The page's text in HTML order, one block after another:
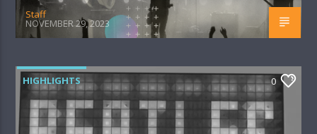
Staff
NOVEMBER 29, 2023
HIGHLIGHTS 0